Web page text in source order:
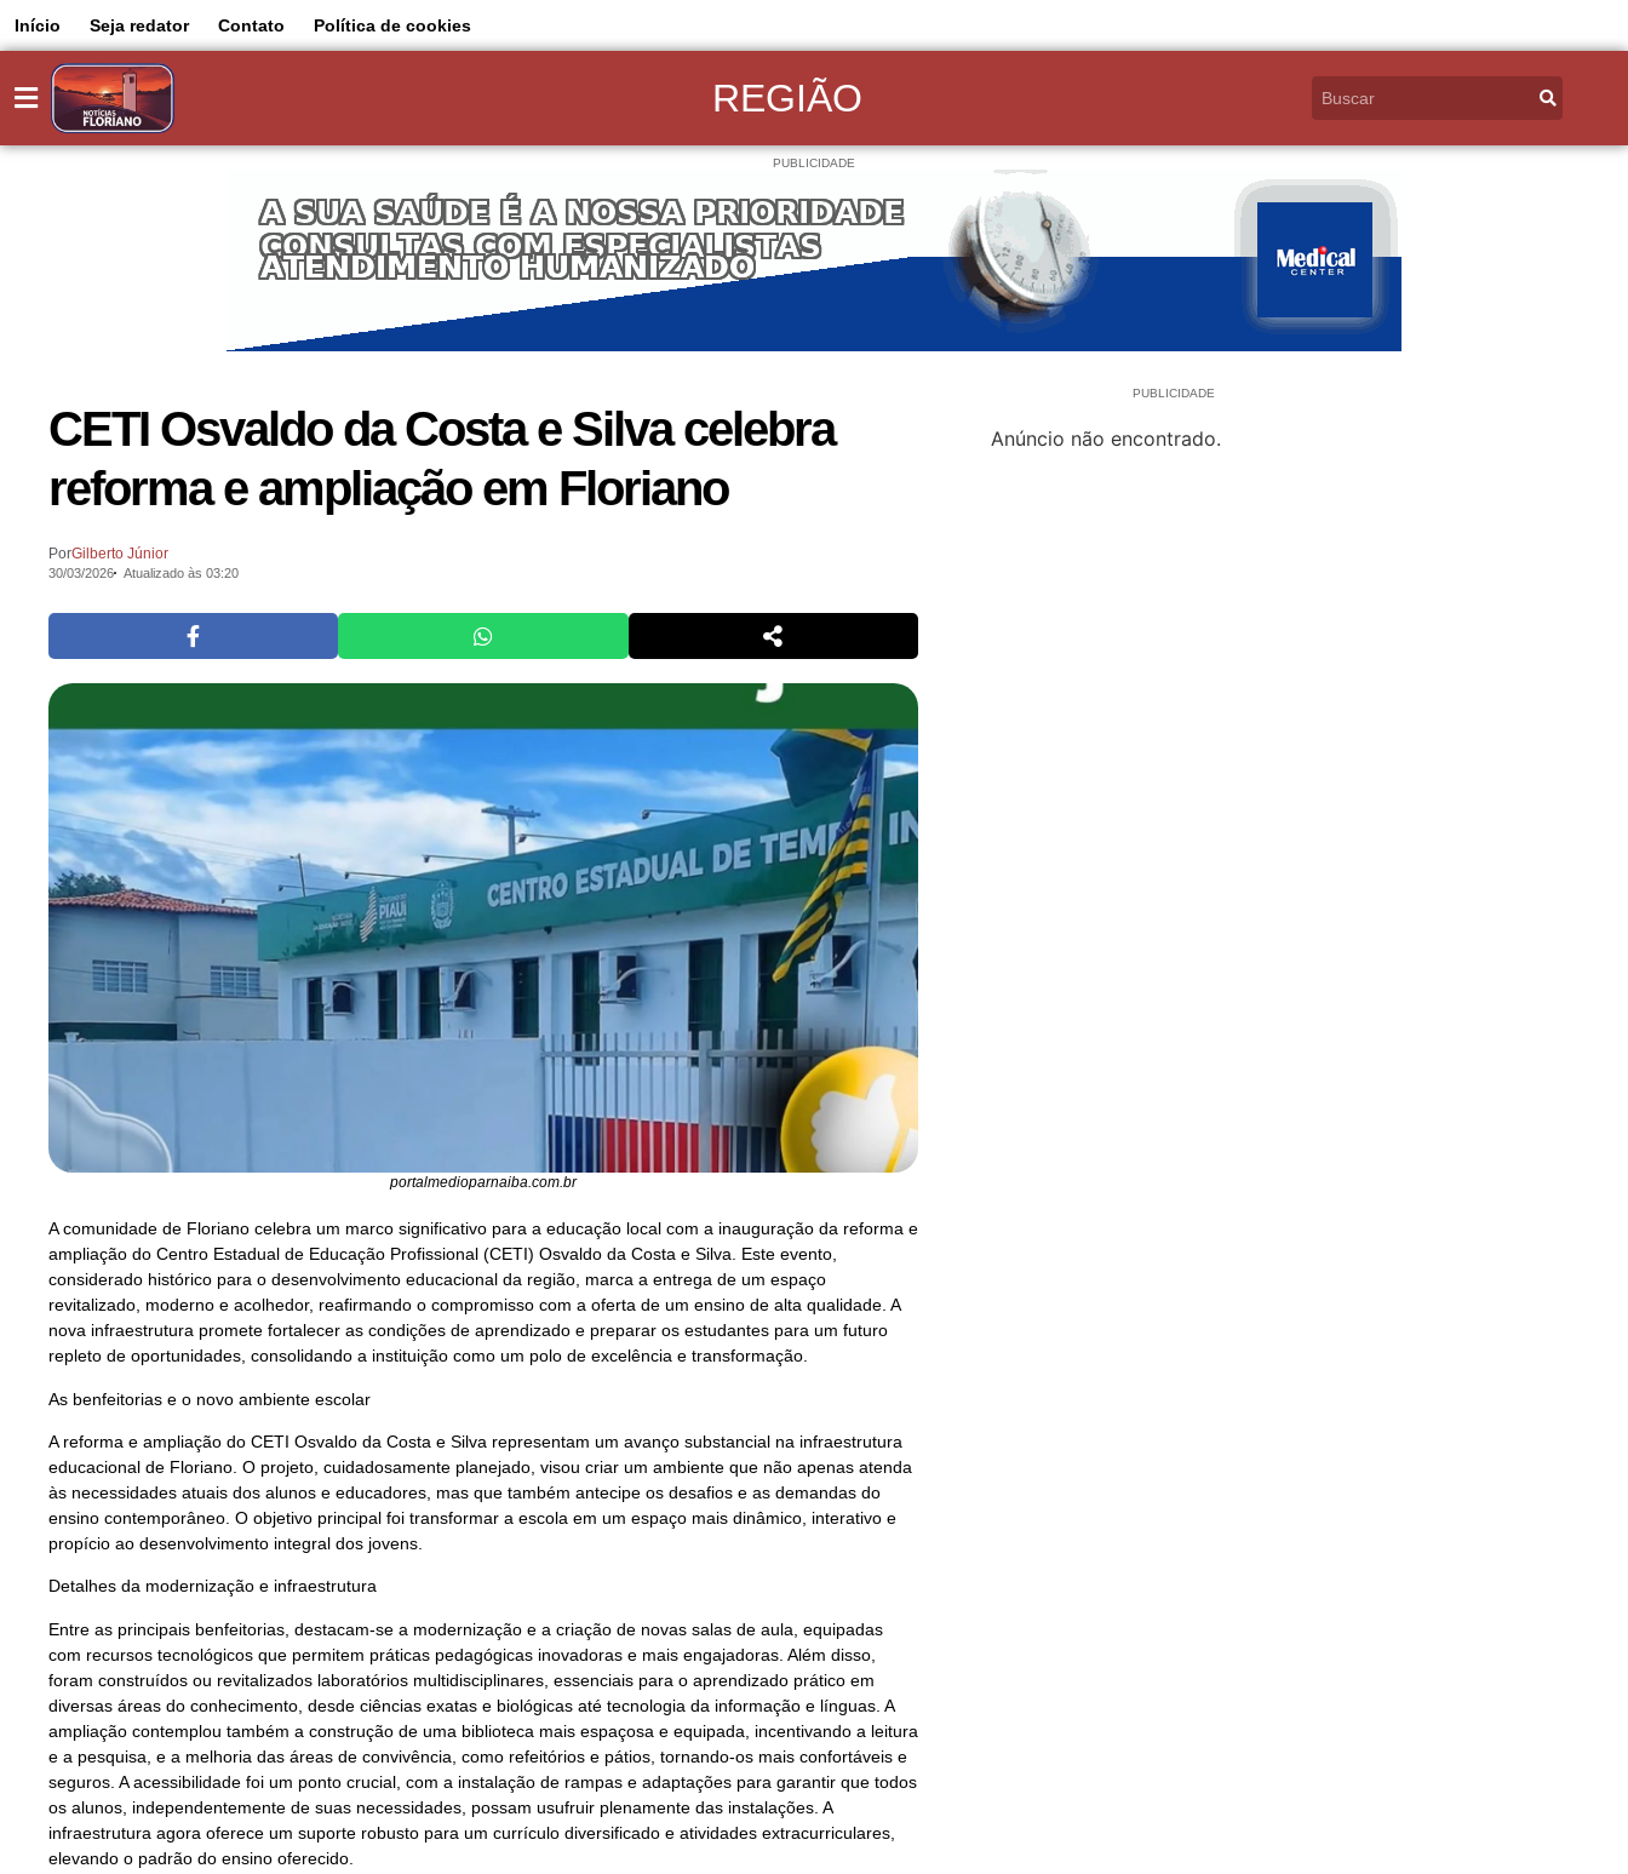
Início Seja redator Contato Política de cookies
REGIÃO
PUBLICIDADE
CETI Osvaldo da Costa e Silva celebra
reforma e ampliação em Floriano
PorGilberto Júnior
30/03/2026 Atualizado às 03:20
portalmedioparnaiba.com.br
A comunidade de Floriano celebra um marco significativo para a educação local com a inauguração da reforma e
ampliação do Centro Estadual de Educação Profissional (CETI) Osvaldo da Costa e Silva. Este evento,
considerado histórico para o desenvolvimento educacional da região, marca a entrega de um espaço
revitalizado, moderno e acolhedor, reafirmando o compromisso com a oferta de um ensino de alta qualidade. A
nova infraestrutura promete fortalecer as condições de aprendizado e preparar os estudantes para um futuro
repleto de oportunidades, consolidando a instituição como um polo de excelência e transformação.
As benfeitorias e o novo ambiente escolar
A reforma e ampliação do CETI Osvaldo da Costa e Silva representam um avanço substancial na infraestrutura
educacional de Floriano. O projeto, cuidadosamente planejado, visou criar um ambiente que não apenas atenda
às necessidades atuais dos alunos e educadores, mas que também antecipe os desafios e as demandas do
ensino contemporâneo. O objetivo principal foi transformar a escola em um espaço mais dinâmico, interativo e
propício ao desenvolvimento integral dos jovens.
Detalhes da modernização e infraestrutura
Entre as principais benfeitorias, destacam-se a modernização e a criação de novas salas de aula, equipadas
com recursos tecnológicos que permitem práticas pedagógicas inovadoras e mais engajadoras. Além disso,
foram construídos ou revitalizados laboratórios multidisciplinares, essenciais para o aprendizado prático em
diversas áreas do conhecimento, desde ciências exatas e biológicas até tecnologia da informação e línguas. A
ampliação contemplou também a construção de uma biblioteca mais espaçosa e equipada, incentivando a leitura
e a pesquisa, e a melhoria das áreas de convivência, como refeitórios e pátios, tornando-os mais confortáveis e
seguros. A acessibilidade foi um ponto crucial, com a instalação de rampas e adaptações para garantir que todos
os alunos, independentemente de suas necessidades, possam usufruir plenamente das instalações. A
infraestrutura agora oferece um suporte robusto para um currículo diversificado e atividades extracurriculares,
elevando o padrão do ensino oferecido.
PUBLICIDADE
Anúncio não encontrado.